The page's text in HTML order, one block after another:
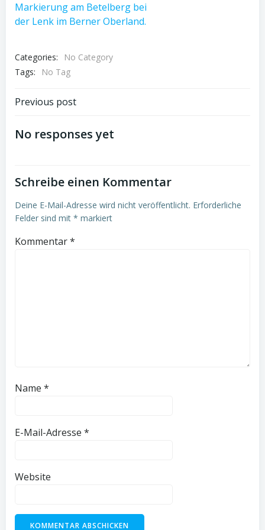
Categories:
No Category
Tags:
No Tag
Post
navigation
Previous post
No responses yet
Schreibe einen Kommentar
Deine E-Mail-Adresse wird nicht veröffentlicht. Erforderliche
Felder sind mit * markiert
Kommentar*
Name *
E-Mail-Adresse *
Website